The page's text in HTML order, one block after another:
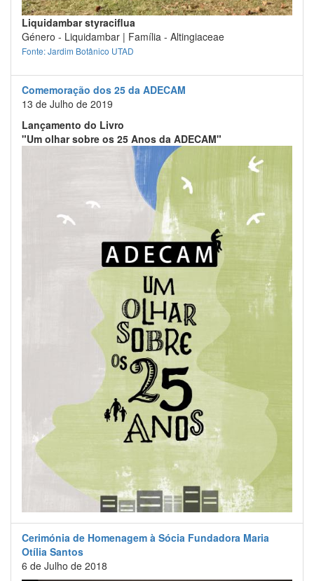
Liquidambar styraciflua
Género - Liquidambar | Família - Altingiaceae
Fonte: Jardim Botânico UTAD
Comemoração dos 25 da ADECAM
13 de Julho de 2019
Lançamento do Livro
"Um olhar sobre os 25 Anos da ADECAM"
Cerimónia de Homenagem à Sócia Fundadora Maria
Otília Santos
6 de Julho de 2018